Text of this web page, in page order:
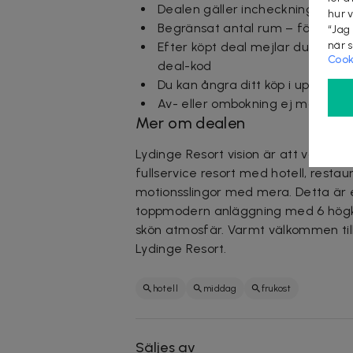
Dealen gäller incheckning t.o.m.
Begränsat antal rum – först till
Efter köpt deal mejlar du din
deal-kod
Du kan ångra ditt köp i upp till
Av- eller ombokning ej möjlig
Mer om dealen
Lydinge Resort vision är att vara
fullservice resort med hotell,
motionsslingor med mera. Detta är
toppmodern anläggning med 6
skön atmosfär. Varmt välkommen
Lydinge Resort.
hotell middag frukost
Säljes av
hur
när